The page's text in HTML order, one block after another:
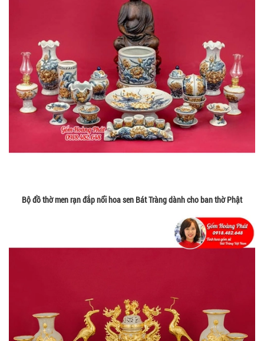
Bộ đồ thờ men rạn đắp nổi hoa sen Bát Tràng dành cho ban thờ Phật